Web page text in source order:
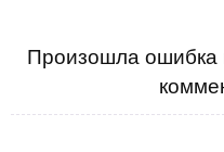
Произошла ошибка